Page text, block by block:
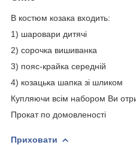
В костюм козака входить:
1) шаровари дитячі
2) сорочка вишиванка
3) пояс-крайка середній
4) козацька шапка зі шликом
Купляючи всім набором Ви
Прокат по домовленості
Приховати